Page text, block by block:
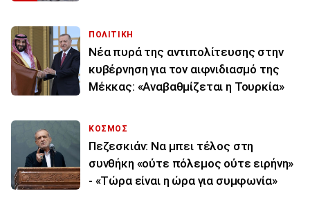
ΠΟΛΙΤΙΚΗ
Νέα πυρά της αντιπολίτευσης στην
κυβέρνηση για τον αιφνιδιασμό της
Μέκκας: «Αναβαθμίζεται η Τουρκία»
ΚΟΣΜΟΣ
Πεζεσκιάν: Να μπει τέλος στη
συνθήκη «ούτε πόλεμος ούτε ειρήνη»
- «Τώρα είναι η ώρα για συμφωνία»